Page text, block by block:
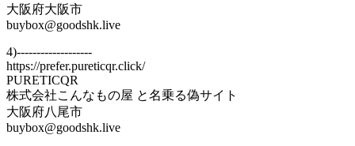
大阪府大阪市
buybox@goodshk.live
4)-------------------
https://prefer.pureticqr.click/
PURETICQR
株式会社こんなもの屋 と名乗る偽サイト
大阪府八尾市
buybox@goodshk.live